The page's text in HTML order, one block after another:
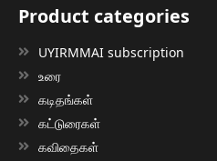
Product categories
UYIRMMAI subscription
உரை
கடிதங்கள்
கட்டுரைகள்
கவிதைகள்